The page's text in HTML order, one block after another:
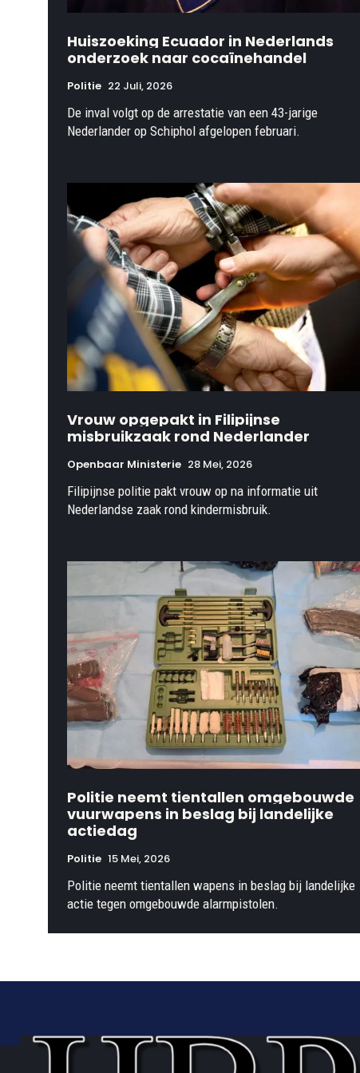
Huiszoeking Ecuador in Nederlands
onderzoek naar cocaïnehandel
Politie 22 Juli, 2026
De inval volgt op de arrestatie van een 43-jarige
Nederlander op Schiphol afgelopen februari.
Vrouw opgepakt in Filipijnse
misbruikzaak rond Nederlander
Openbaar Ministerie 28 Mei, 2026
Filipijnse politie pakt vrouw op na informatie uit
Nederlandse zaak rond kindermisbruik.
Politie neemt tientallen omgebouwde
vuurwapens in beslag bij landelijke
actiedag
Politie 15 Mei, 2026
Politie neemt tientallen wapens in beslag bij landelijke
actie tegen omgebouwde alarmpistolen.